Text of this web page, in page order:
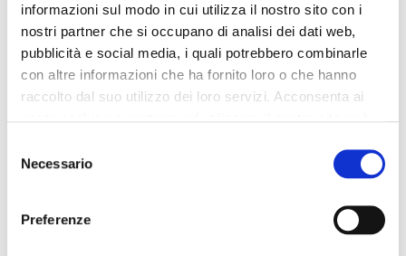
informazioni sul modo in cui utilizza il nostro sito con i
nostri partner che si occupano di analisi dei dati web,
pubblicità e social media, i quali potrebbero combinarle
con altre informazioni che ha fornito loro o che hanno
raccolto dal suo utilizzo dei loro servizi. Acconsenta ai
delNecessario
Preferenze